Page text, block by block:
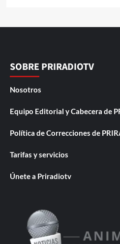
SOBRE PRIRADIOTV
Nosotros
Equipo Editorial y Cabecera de
Política de Correcciones de
Tarifas y servicios
Únete a Priradiotv